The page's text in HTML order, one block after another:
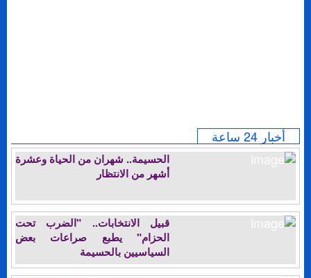
أخبار 24 ساعة
الحسيمة.. شهران من الحياة وعشرة
أشهر من الانتظار
قبيل الانتخابات.. "الضرب تحت
الحزام" يطبع صراعات بعض
السياسيين بالحسيمة